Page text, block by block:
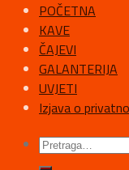
POČETNA
KAVE
ČAJEVI
GALANTERIJA
UVJETI
Izjava o